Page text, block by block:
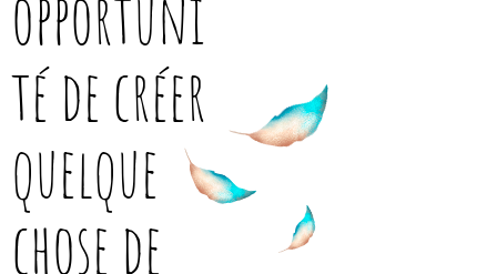
opportuni
té de créer
quelque
chose de